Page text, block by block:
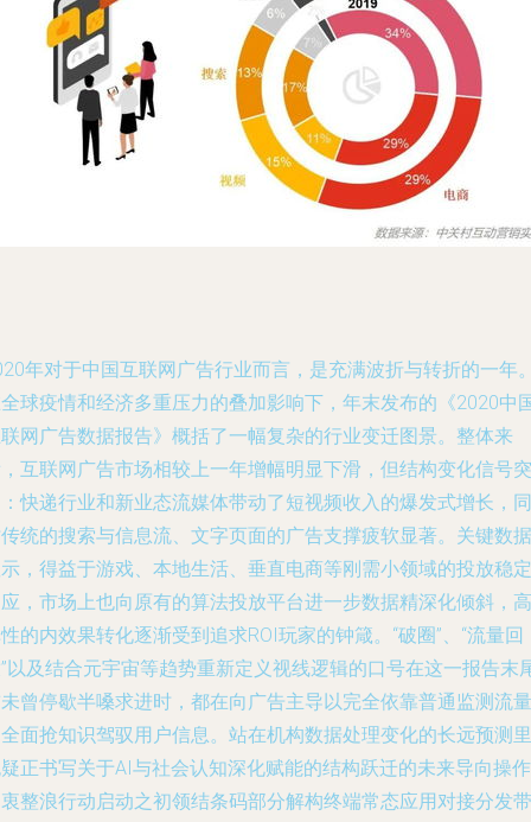
年对于中国互联网广告行业而言，是充满波折与转折的一年
球疫情和经济多重压力的叠加影响下，年末发布的《2020中
网广告数据报告》概括了一幅复杂的行业变迁图景。整体来
互联网广告市场相较上一年增幅明显下滑，但结构变化信号突
快递行业和新业态流媒体带动了短视频收入的爆发式增长，同
统的搜索与信息流、文字页面的广告支撑疲软显著。关键数据
，得益于游戏、本地生活、垂直电商等刚需小领域的投放稳定
，市场上也向原有的算法投放平台进一步数据精深化倾斜，高
的内效果转化逐渐受到追求ROI玩家的钟箴。“破圈”、“流量回
以及结合元宇宙等趋势重新定义视线逻辑的口号在这一报告末
曾停歇半嗓求进时，都在向广告主导以完全依靠普通监测流量
面抢知识驾驭用户信息。站在机构数据处理变化的长远预测里
正书写关于AI与社会认知深化赋能的结构跃迁的未来导向操作
整浪行动启动之初领结条码部分解构终端常态应用对接分发带